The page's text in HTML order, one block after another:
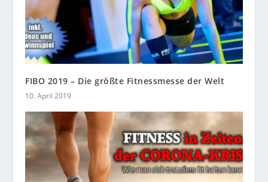
FIBO 2019 – Die größte Fitnessmesse der Welt
10. April 2019